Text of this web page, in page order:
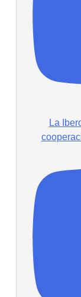
La